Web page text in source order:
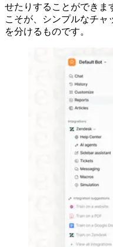
せたりすることができま
こそが、シンプルなチャ
を分けるものです。